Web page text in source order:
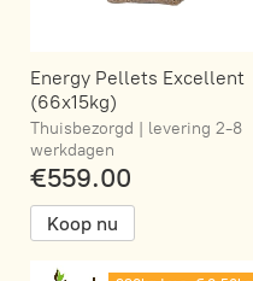
Energy Pellets Excellent
(66x15kg)
Thuisbezorgd | levering 2-8
werkdagen
€559.00
Koop nu